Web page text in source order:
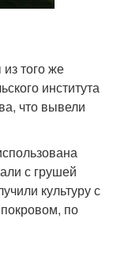
того же
института
что вывели
с грушей
культуру с
по